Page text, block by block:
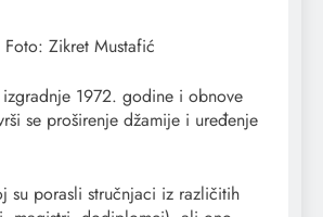
Foto: Zikret Mustafić
1972. godine i obnove
se proširenje džamije i uređenje
su porasli stručnjaci iz različitih